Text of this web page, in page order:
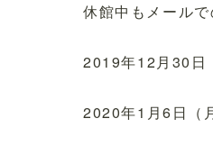
休館中もメール
2019年12月30日
2020年1月6日（